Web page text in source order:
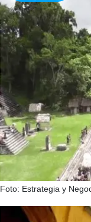
Foto: Estrategia y